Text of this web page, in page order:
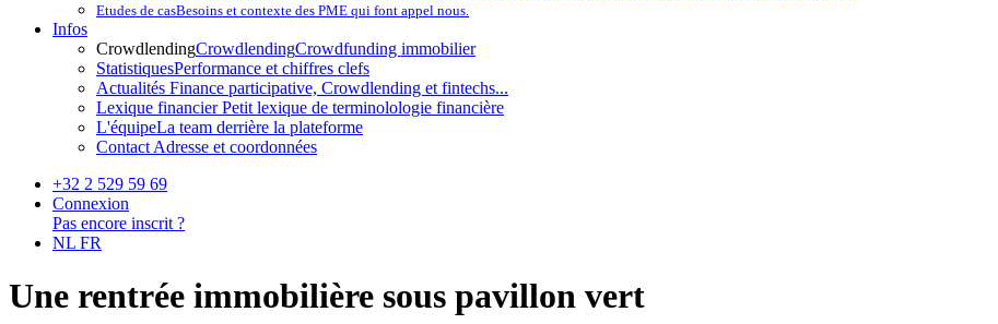
Etudes de casBesoins et contexte des PME qui font appel nous.
Infos
CrowdlendingCrowdlendingCrowdfunding immobilier
StatistiquesPerformance et chiffres clefs
Actualités Finance participative, Crowdlending et fintechs...
Lexique financierPetit lexique de terminolologie financière
L'équipeLa team derrière la plateforme
Contact Adresse et coordonnées
+32 2 529 59 69
Connexion
Pas encore inscrit ?
NL FR
Une rentrée immobilière sous pavillon vert